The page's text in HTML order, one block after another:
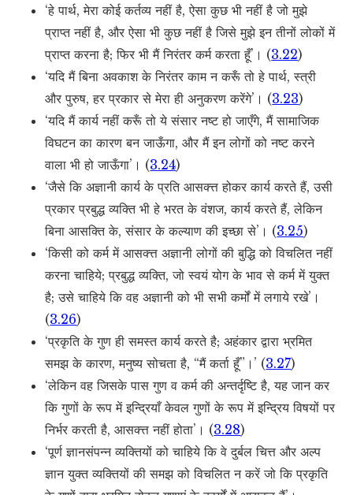
‘हे पार्थ, मेरा कोई कर्तव्य नहीं है, ऐसा कुछ भी नहीं है जो मुझे
प्राप्त नहीं है, और ऐसा भी कुछ नहीं है जिसे मुझे इन तीनों लोकों में
प्राप्त करना है; फिर भी मैं निरंतर कर्म करता हूँ’। (3.22)
‘यदि मैं बिना अवकाश के निरंतर काम न करूँ तो हे पार्थ, स्त्री
और पुरुष, हर प्रकार से मेरा ही अनुकरण करेंगे’। (3.23)
‘यदि मैं कार्य नहीं करूँ तो ये संसार नष्ट हो जाएँगे, मैं सामाजिक
विघटन का कारण बन जाऊँगा, और मैं इन लोगों को नष्ट करने
वाला भी हो जाऊँगा’। (3.24)
‘जैसे कि अज्ञानी कार्य के प्रति आसक्त्त होकर कार्य करते हैं, उसी
प्रकार प्रबुद्ध व्यक्ति भी हे भरत के वंशज, कार्य करते हैं, लेकिन
बिना आसक्ति के, संसार के कल्याण की इच्छा से’। (3.25)
‘किसी को कर्म में आसक्त्त अज्ञानी लोगों की बुद्धि को विचलित नहीं
करना चाहिये; प्रबुद्ध व्यक्ति, जो स्वयं योग के भाव से कर्म में युक्त
है; उसे चाहिये कि वह अज्ञानी को भी सभी कर्मों में लगाये रखे’।
(3.26)
‘प्रकृति के गुण ही समस्त कार्य करते है; अहंकार द्वारा भ्रमित
समझ के कारण, मनुष्य सोचता है, “मैं कर्ता हूँ”।’ (3.27)
‘लेकिन वह जिसके पास गुण व कर्म की अन्तर्दृष्टि है, यह जान कर
कि गुणों के रूप में इन्द्रियाँ केवल गुणों के रूप में इन्द्रिय विषयों पर
निर्भर करती है, आसक्त्त नहीं होता’। (3.28)
‘पूर्ण ज्ञानसंपन्न व्यक्तियों को चाहिये कि वे दुर्बल चित्त और अल्प
ज्ञान युक्त व्यक्तियों की समझ को विचलित न करें जो कि प्रकृति